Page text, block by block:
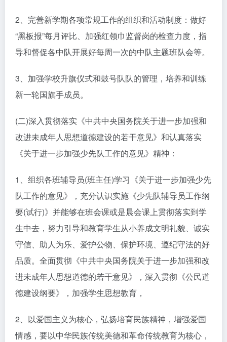
2、完善新学期各项常规工作的组织和活动制度：做好
“黑板报”每月评比、加强红领巾监督岗的检查力度，指
导和督促各中队开展好每周一次的中队主题班队会等。
3、加强学校升旗仪式和鼓号队队的管理，培养和训练
新一轮国旗手成员。
(二)深入贯彻落实《中共中央国务院关于进一步加强和
改进未成年人思想道德建设的若干意见》和认真落实
《关于进一步加强少先队工作的意见》精神：
1、组织各班辅导员(班主任)学习《关于进一步加强少先
队工作的意见》，充分认识实施《少先队辅导员工作纲
要(试行)》并能够在班会课或是晨会课上贯彻落实到学
生中去，努力引导和教育学生从小养成文明礼貌、诚实
守信、助人为乐、爱护公物、保护环境、遵纪守法的好
品质。全面贯彻《中共中央国务院关于进一步加强和改
进未成年人思想道德的若干意见》，深入贯彻《公民道
德建设纲要》，加强学生思想教育，
2、以爱国主义为核心，弘扬培育民族精神，增强爱国
情感，要以中华民族传统美德和革命传统教育为核心，